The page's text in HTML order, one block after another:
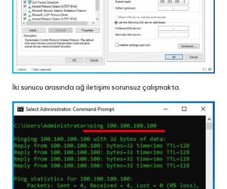
İki sunucu arasında ağ iletişimi sorunsuz çalışmakta.